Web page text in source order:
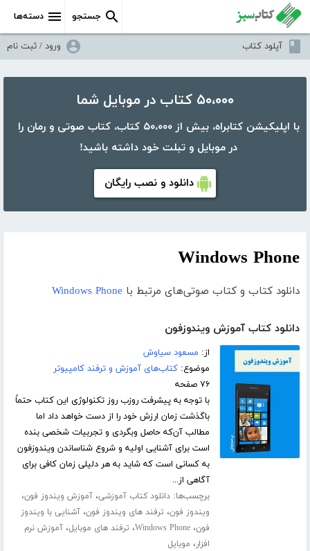
دسته‌ها جستجو
آپلود کتاب ورود / ثبت نام
۵۰،۰۰۰ کتاب در موبایل شما
با اپلیکیشن کتابراه، بیش از ۵۰،۰۰۰ کتاب، کتاب صوتی و رمان را
در موبایل و تبلت خود داشته باشید!
دانلود و نصب رایگان
Windows Phone
دانلود کتاب و کتاب صوتی‌های مرتبط با Windows Phone
دانلود کتاب آموزش ویندوزفون
از: مسعود سیاوش
موضوع:کتاب‌های آموزش و ترفند کامپیوتر
۷۶ صفحه
با توجه به پیشرفت روزب روز تکنولوژی این کتاب حتماً
باگذشت زمان ارزش خود را از دست خواهد داد اما
مطالب آن‌که حاصل وبگردی و تجربیات شخصی بنده
است برای آشنایی اولیه و شروع شناساندن ویندوزفون
به کسانی است که شاید به هر دلیلی زمان کافی برای
آگاهی از...
برچسب‌ها:دانلود کتاب آموزشی،آموزش ویندوز فون،
ویندوز فون، ترفند های ویندوز فون،آشنایی با ویندوز
فون،Windows Phone، ترفند های موبایل،آموزش نرم
افزار، موبایل